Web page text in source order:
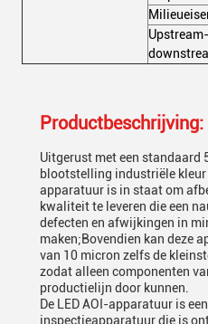
Productbeschrijving:
Uitgerust met een standaard
blootstelling industriële kleur
apparatuur is in staat om
kwaliteit te leveren die een
defecten en afwijkingen in
maken;Bovendien kan deze
van 10 micron zelfs de
zodat alleen componenten
productielijn door kunnen.
De LED AOI-apparatuur is
inspectieapparatuur die is